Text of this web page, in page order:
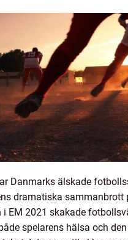
Danmarks älskade
dramatiska sammanbrott
i EM 2021 skakade
spelarens hälsa och